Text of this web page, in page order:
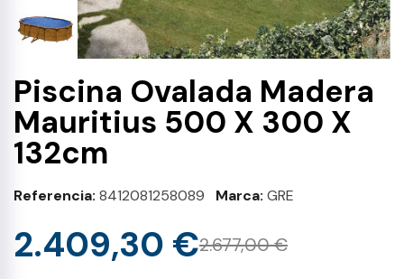
Piscina Ovalada Madera
Mauritius 500 X 300 X
132cm
Referencia 8412081258089 Marca GRE
2.677,00 €
2.409,30 €